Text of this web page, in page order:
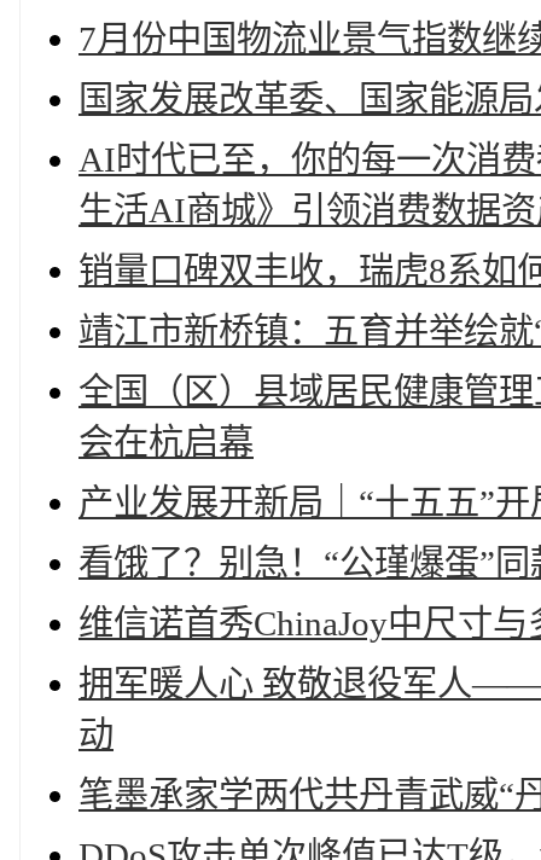
7月份中国物流业景气指数继
国家发展改革委、国家能源
AI时代已至，你的每一次消
生活AI商城》引领消费数据
销量口碑双丰收，瑞虎8系如
靖江市新桥镇：五育并举绘
全国（区）县域居民健康管
会在杭启幕
产业发展开新局｜“十五五”
看饿了？别急！“公瑾爆蛋”
维信诺首秀ChinaJoy中尺寸
拥军暖人心 致敬退役军人——
动
笔墨承家学两代共丹青武威“